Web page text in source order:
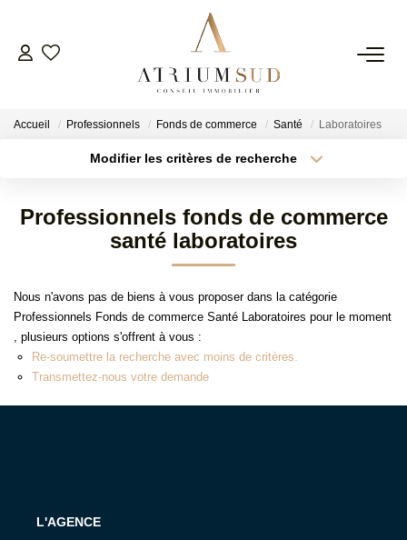
TRANSACTION
ESTIMATION
AGENCE
Accueil Professionnels Fonds de commerce Santé Laboratoires
Modifier les critères de recherche
Type de bien
Surface min
Créer une alerte
Professionnels fonds de commerce
santé laboratoires
Nous n'avons pas de biens à vous proposer dans la catégorie
Professionnels Fonds de commerce Santé Laboratoires pour le moment
, plusieurs options s'offrent à vous :
Re-soumettre la recherche avec moins de critères.
Transmettez-nous votre demande
L'AGENCE